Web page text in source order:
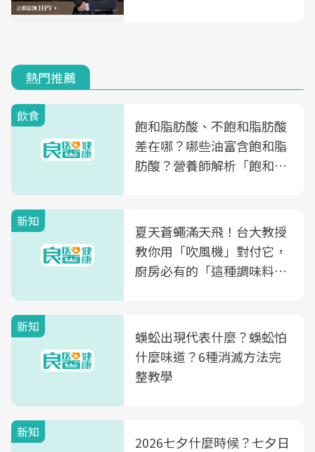
熱門推薦
飲食
飽和脂肪酸、不飽和脂肪酸
差在哪？哪些油富含飽和脂
肪酸？營養師解析「飽和脂
新知
夏天蒼蠅滿天飛！台大教授
教你用「吹風機」對付它，
廚房必有的「這種調味料」
新知
蜈蚣出現代表什麼？蜈蚣怕
什麼味道？6種消滅方法完
整教學
新知
2026七夕什麼時候？七夕日